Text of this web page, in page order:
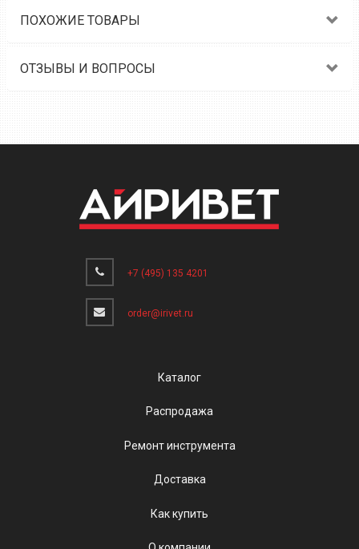
ПОХОЖИЕ ТОВАРЫ
ОТЗЫВЫ И ВОПРОСЫ
+7 (495) 135 4201
order@irivet.ru
Каталог
Распродажа
Ремонт инструмента
Доставка
Как купить